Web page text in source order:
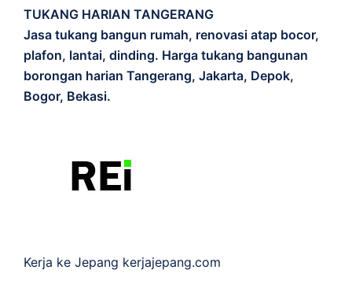
TUKANG HARIAN TANGERANG
Jasa tukang bangun rumah, renovasi atap bocor,
plafon, lantai, dinding. Harga tukang bangunan
borongan harian Tangerang, Jakarta, Depok,
Bogor, Bekasi.
Kerja ke Jepang kerjajepang.com